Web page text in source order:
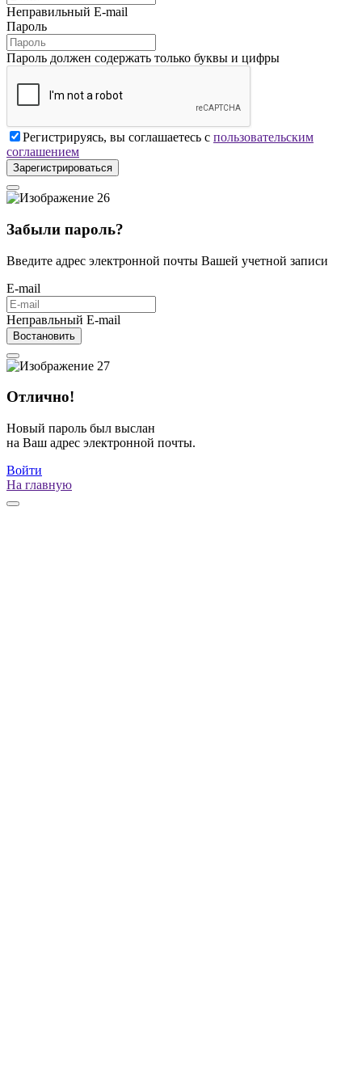
Неправильный E-mail
Пароль
Пароль должен содержать только буквы и цифры
Регистрируясь, вы соглашаетесь с пользовательским
соглашением
Зарегистрироваться
Забыли пароль?
Введите адрес электронной почты Вашей учетной записи
E-mail
Неправльный E-mail
Востановить
Отлично!
Новый пароль был выслан
на Ваш адрес электронной почты.
Войти
На главную